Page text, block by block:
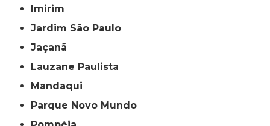
Imirim
Jardim São Paulo
Jaçanã
Lauzane Paulista
Mandaqui
Parque Novo Mundo